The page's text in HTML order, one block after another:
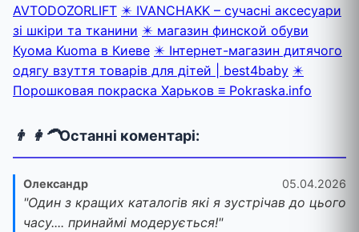
AVTODOZORLIFT ✴️ IVANCHAKK – сучасні аксесуари
зі шкіри та тканини ✴️ магазин финской обуви
Куома Kuoma в Киеве ✴️ Інтернет-магазин дитячого
одягу взуття товарів для дітей | best4baby ✴️
Порошковая покраска Харьков ≡ Pokraska.info
👨 👩‍🦱Останні коментарі:
Олександр 05.04.2026
"Один з кращих каталогів які я зустрічав до цього
часу.... принаймі модерується!"